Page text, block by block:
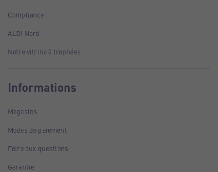
Compliance
ALDI Nord
Notre vitrine à trophées
Informations
Magasins
Modes de paiement
Foire aux questions
Garantie